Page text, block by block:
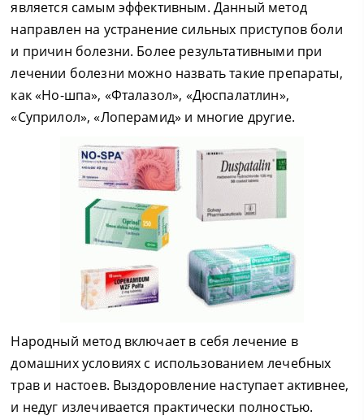
является самым эффективным. Данный метод
направлен на устранение сильных приступов боли
и причин болезни. Более результативными при
лечении болезни можно назвать такие препараты,
как «Но-шпа», «Фталазол», «Дюспалатлин»,
«Суприлол», «Лоперамид» и многие другие.
Народный метод включает в себя лечение в
домашних условиях с использованием лечебных
трав и настоев. Выздоровление наступает активнее,
и недуг излечивается практически полностью.